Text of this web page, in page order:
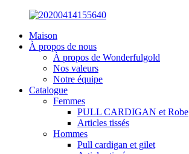
Maison
À propos de nous
À propos de Wonderfulgold
Nos valeurs
Notre équipe
Catalogue
Femmes
PULL CARDIGAN et Robe
Articles tissés
Hommes
Pull cardigan et gilet